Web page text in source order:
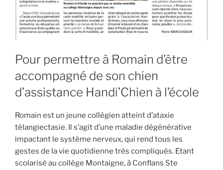
Pour permettre à Romain d’être
accompagné de son chien
d’assistance Handi’Chien à l’école
Romain est un jeune collégien atteint d’ataxie
télangiectasie. Il s’agit d’une maladie dégénérative
impactant le système nerveux, qui rend tous les
gestes de la vie quotidienne très compliqués. Etant
scolarisé au collège Montaigne, à Conflans Ste